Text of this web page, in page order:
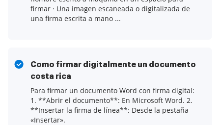
firmar · Una imagen escaneada o digitalizada de
una firma escrita a mano ...
Como firmar digitalmente un documento
costa rica
Para firmar un documento Word con firma digital:
1. **Abrir el documento**: En Microsoft Word. 2.
**Insertar la firma de línea**: Desde la pestaña
«Insertar».